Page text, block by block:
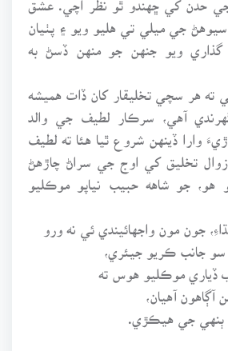
سيوهڻ جي ميلي تي هليو ويو ۽ پٺيان
ويو جنهن جو منهن ڏسڻ به
ته هر سچي تخليقار کان ڏات هميشه
آهي، سرڪار لطيف جي والد
وارا ڏينهن شروع ٿيا هئا ته لطيف
تخليق کي اوج جي سراڻ چاڙهڻ
هو، جو شاهه حبيب نياپو موڪليو
جون مون واجهائيندي ئي نه ورو
جانب ڪريو جيئري،
ڏياري موڪليو هوس ته
آڳاهون آهيان،
ٻنهي جي هيڪڙي.